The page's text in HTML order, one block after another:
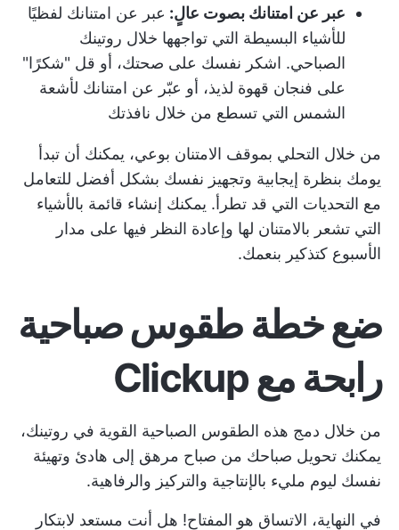
عبر عن امتنانك بصوت عالٍ: عبر عن امتنانك لفظيًا
للأشياء البسيطة التي تواجهها خلال روتينك
الصباحي. اشكر نفسك على صحتك، أو قل "شكرًا"
على فنجان قهوة لذيذ، أو عبّر عن امتنانك لأشعة
الشمس التي تسطع من خلال نافذتك
من خلال التحلي بموقف الامتنان بوعي، يمكنك أن تبدأ
يومك بنظرة إيجابية وتجهيز نفسك بشكل أفضل للتعامل
مع التحديات التي قد تطرأ. يمكنك إنشاء قائمة بالأشياء
التي تشعر بالامتنان لها وإعادة النظر فيها على مدار
الأسبوع كتذكير بنعمك.
ضع خطة طقوس صباحية
رابحة مع Clickup
من خلال دمج هذه الطقوس الصباحية القوية في روتينك،
يمكنك تحويل صباحك من صباح مرهق إلى هادئ وتهيئة
نفسك ليوم مليء بالإنتاجية والتركيز والرفاهية.
في النهاية، الاتساق هو المفتاح! هل أنت مستعد لابتكار